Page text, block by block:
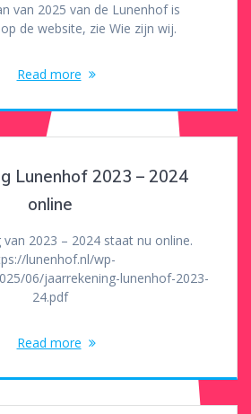
van 2025 van de Lunenhof is
de website, zie Wie zijn wij.
Read more
Lunenhof 2023 – 2024
online
2023 – 2024 staat nu online.
lunenhof.nl/wp-
06/jaarrekening-lunenhof-2023-
24.pdf
Read more